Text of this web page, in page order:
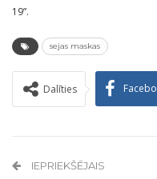
19”.
sejas maskas
Dalīties
IEPRIEKŠĒJAIS